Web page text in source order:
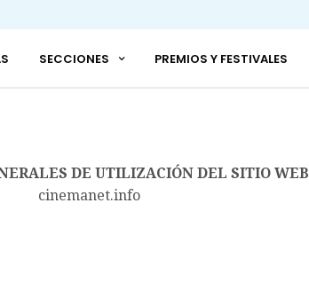
SECCIONES PREMIOS Y FESTIVALES
DE UTILIZACIÓN DEL SITIO WEB
cinemanet.info